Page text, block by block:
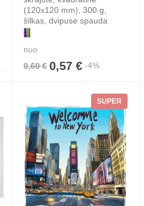
(120x120 mm), 300 g,
šilkas, dvipusė spauda
nuo
0,60 € 0,57 € -4%
SUPER